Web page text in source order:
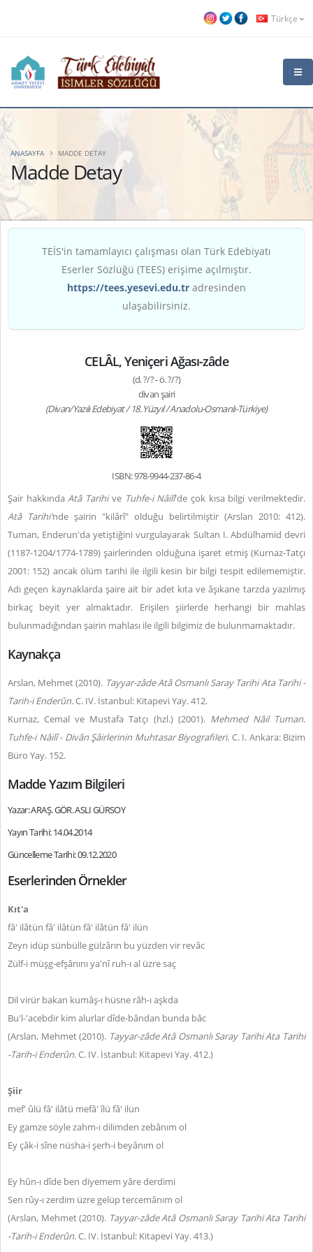
Türkçe
Madde Detay
ANASAYFA MADDE DETAY
TEİS'in tamamlayıcı çalışması olan Türk Edebiyatı
Eserler Sözlüğü (TEES) erişime açılmıştır.
https://tees.yesevi.edu.tr adresinden
ulaşabilirsiniz.
CELÂL, Yeniçeri Ağası-zâde
(d. ?/? - ö. ?/?)
divan şairi
(Divan/Yazılı Edebiyat / 18. Yüzyıl / Anadolu-Osmanlı-Türkiye)
ISBN: 978-9944-237-86-4
Şair hakkında Atâ Tarihive Tuhfe-i Nâilî'de çok kısa bilgi verilmektedir.
Atâ Tarihi'nde şairin "kilârî" olduğu belirtilmiştir (Arslan 2010: 412).
Tuman, Enderun'da yetiştiğini vurgulayarak Sultan I. Abdülhamid devri
(1187-1204/1774-1789) şairlerinden olduğuna işaret etmiş (Kurnaz-Tatçı
2001: 152) ancak ölüm tarihi ile ilgili kesin bir bilgi tespit edilememiştir.
Adı geçen kaynaklarda şaire ait bir adet kıta ve âşıkane tarzda yazılmış
birkaç beyit yer almaktadır. Erişilen şiirlerde herhangi bir mahlas
bulunmadığından şairin mahlası ile ilgili bilgimiz de bulunmamaktadır.
Kaynakça
Arslan, Mehmet (2010). Tayyar-zâde Atâ Osmanlı Saray Tarihi Ata Tarihi -
Tarih-i Enderûn.C. IV. İstanbul: Kitapevi Yay. 412.
Kurnaz, Cemal ve Mustafa Tatçı (hzl.) (2001). Mehmed Nâil Tuman.
Tuhfe-i Nâilî - Divân Şâirlerinin Muhtasar Biyografileri. C. I. Ankara: Bizim
Büro Yay. 152.
Madde Yazım Bilgileri
Yazar: ARAŞ. GÖR. ASLI GÜRSOY
Yayın Tarihi: 14.04.2014
Güncelleme Tarihi: 09.12.2020
Eserlerinden Örnekler
Kıt'a
fâ' ilâtün fâ' ilâtün fâ' ilâtün fâ' ilün
Zeyn idüp sünbülle gülzârın bu yüzden vir revâc
Zülf-i müşg-efşânını ya'nî ruh-ı al üzre saç
Dil virür bakan kumâş-ı hüsne râh-ı aşkda
Bu'l-'acebdir kim alurlar dîde-bândan bunda bâc
(Arslan, Mehmet (2010). Tayyar-zâde Atâ Osmanlı Saray Tarihi Ata Tarihi
-Tarih-i Enderûn.C. IV. İstanbul: Kitapevi Yay. 412.)
Şiir
mef' ûlü fâ' ilâtü mefâ' îlü fâ' ilün
Ey gamze söyle zahm-ı dilimden zebânım ol
Ey çâk-i sîne nüsha-i şerh-i beyânım ol
Ey hûn-ı dîde ben diyemem yâre derdimi
Sen rûy-ı zerdim üzre gelüp tercemânım ol
(Arslan, Mehmet (2010). Tayyar-zâde Atâ Osmanlı Saray Tarihi Ata Tarihi
-Tarih-i Enderûn.C. IV. İstanbul: Kitapevi Yay. 413.)